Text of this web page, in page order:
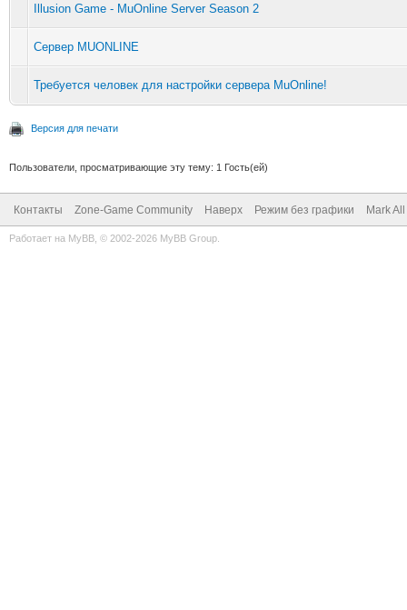
Illusion Game - MuOnline Server Season 2
Сервер MUONLINE
Требуется человек для настройки сервера MuOnline!
Версия для печати
Пользователи, просматривающие эту тему: 1 Гость(ей)
Контакты Zone-Game Community Наверх Режим без графики Mark
Работает на MyBB , © 2002-2026 MyBB Group